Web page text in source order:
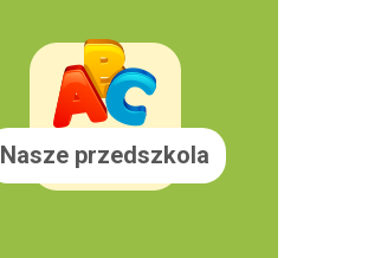
Nasze przedszkola